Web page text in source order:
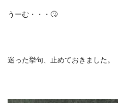
うーむ・・・🙄
迷った挙句、止めておきました。